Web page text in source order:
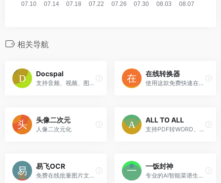
相关导航
Docspal
支持音频、视频、图片、电子书、压缩文件等多类文件的格式转化。
在线转换器
使用这款免费快速在线转换器. 将pdf, 图像, 视频, 文档, 音频, 电子书及压缩等文件格式转换为其他格式。现支持超过20200多种不同格式转换。
头像二次元
人像二次元化
ALL TO ALL
支持PDF转WORD、LoGO转矢量、自动去背景、视频、音频、图片、文档、表格、电子书、压缩文件等200多种格式转换，设置了10M的限制。
易飞OCR
免费在线批量图片文字提取，支持中英文等多种语言的高效准确识别，一键复制文本导出Word。
一饭封神
专业的AI智能菜谱生成平台